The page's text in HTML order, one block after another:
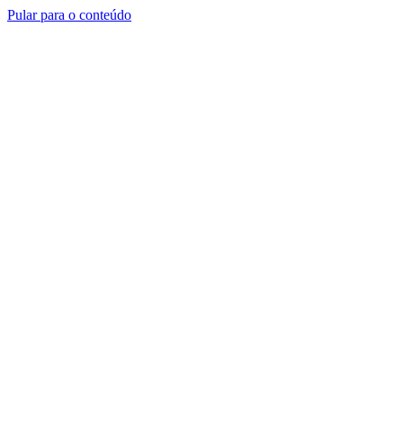
Pular para o conteúdo